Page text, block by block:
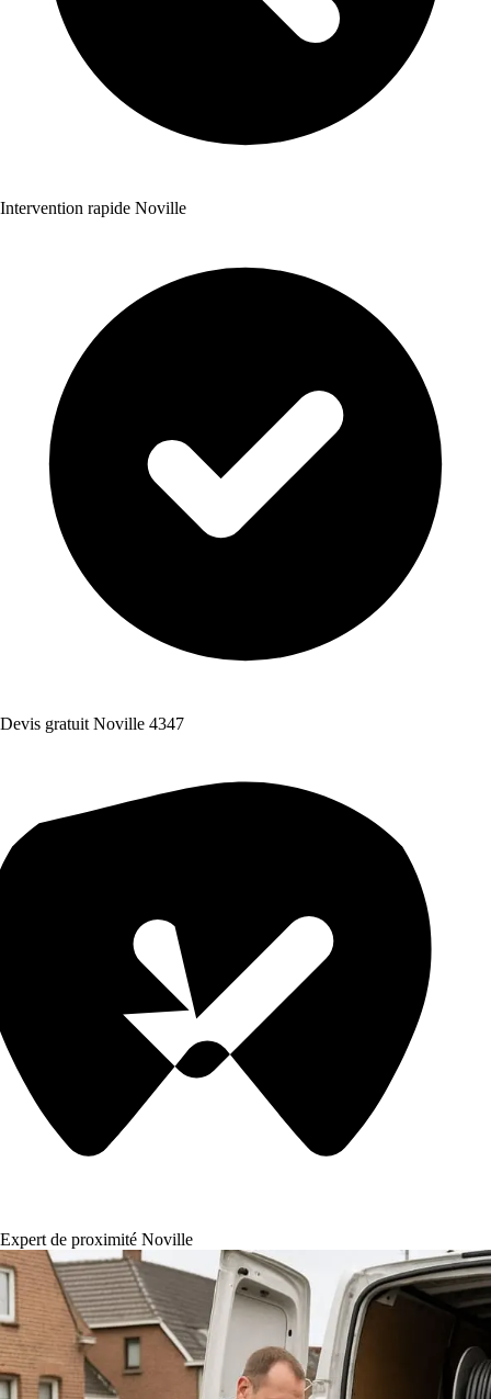
Intervention rapide Noville
Devis gratuit Noville 4347
Expert de proximité Noville